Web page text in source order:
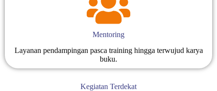
Mentoring
Layanan pendampingan pasca training hingga terwujud karya
buku.
Kegiatan Terdekat